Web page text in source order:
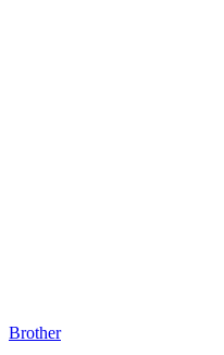
Brother